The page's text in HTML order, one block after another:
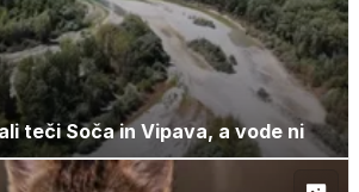
teči Soča in Vipava, a vode ni